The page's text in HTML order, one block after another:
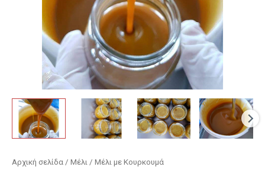
Αρχική σελίδα / Μέλι / Μέλι με Κουρκουμά